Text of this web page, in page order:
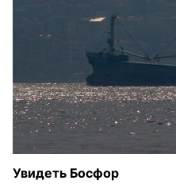
Увидеть Босфор